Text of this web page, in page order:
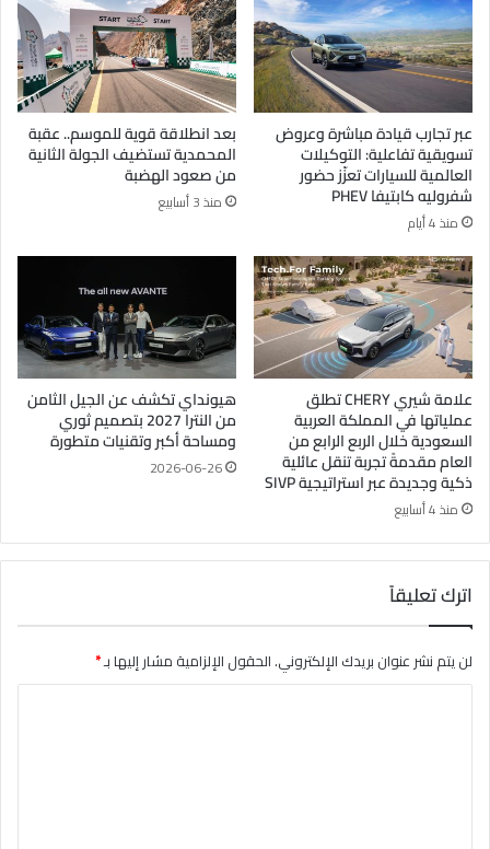
عبر تجارب قيادة مباشرة وعروض
تسويقية تفاعلية: التوكيلات
العالمية للسيارات تعزّز حضور
شفروليه كابتيفا PHEV
منذ 4 أيام
بعد انطلاقة قوية للموسم.. عقبة
المحمدية تستضيف الجولة الثانية
من صعود الهضبة
منذ 3 أسابيع
علامة شيري CHERY تطلق
عملياتها في المملكة العربية
السعودية خلال الربع الرابع من
العام مقدمةً تجربة تنقل عائلية
ذكية وجديدة عبر استراتيجية SIVP
منذ 4 أسابيع
هيونداي تكشف عن الجيل الثامن
من النترا 2027 بتصميم ثوري
ومساحة أكبر وتقنيات متطورة
2026-06-26
اترك تعليقاً
لن يتم نشر عنوان بريدك الإلكتروني.الحقول الإلزامية مشار إليها بـ*